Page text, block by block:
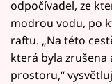
odpočívadel, ze
modrou vodu, po
raftu. „Na této
která byla zrušena
prostoru,“